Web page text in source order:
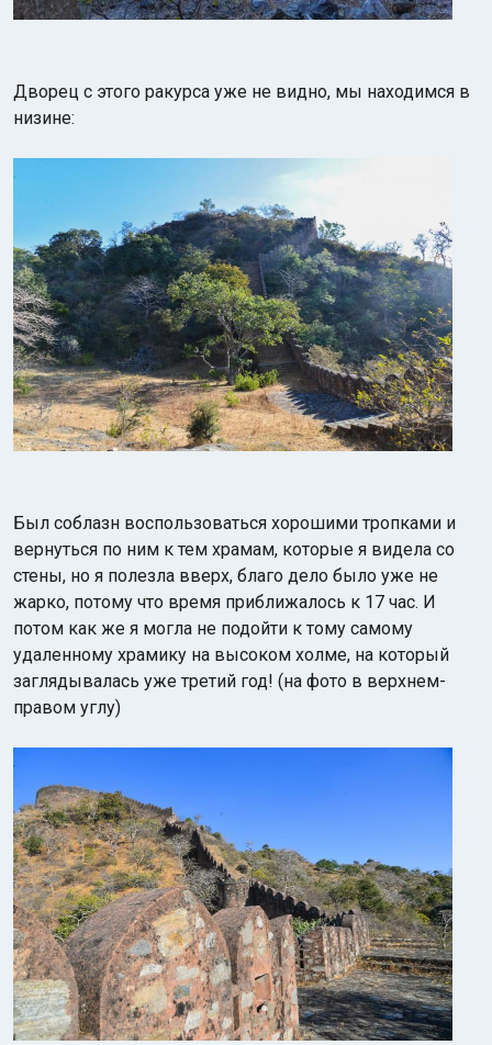
Дворец с этого ракурса уже не видно, мы находимся в
низине:
Был соблазн воспользоваться хорошими тропками и
вернуться по ним к тем храмам, которые я видела со
стены, но я полезла вверх, благо дело было уже не
жарко, потому что время приближалось к 17 час. И
потом как же я могла не подойти к тому самому
удаленному храмику на высоком холме, на который
заглядывалась уже третий год! (на фото в верхнем-
правом углу)